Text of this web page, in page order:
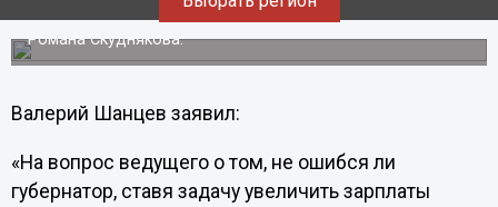
ответил на актуальные вопросы в авторской программе
Романа Скуднякова.
Валерий Шанцев заявил:
«На вопрос ведущего о том, не ошибся ли
губернатор, ставя задачу увеличить зарплаты